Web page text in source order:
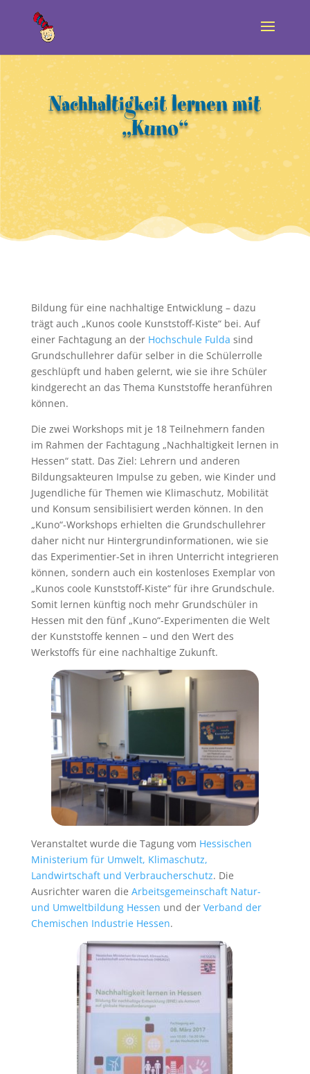
Nachhaltigkeit lernen mit
„Kuno“
Bildung für eine nachhaltige Entwicklung – dazu
trägt auch „Kunos coole Kunststoff-Kiste“ bei. Auf
einer Fachtagung an der Hochschule Fulda sind
Grundschullehrer dafür selber in die Schülerrolle
geschlüpft und haben gelernt, wie sie ihre Schüler
kindgerecht an das Thema Kunststoffe heranführen
können.
Die zwei Workshops mit je 18 Teilnehmern fanden
im Rahmen der Fachtagung „Nachhaltigkeit lernen in
Hessen“ statt. Das Ziel: Lehrern und anderen
Bildungsakteuren Impulse zu geben, wie Kinder und
Jugendliche für Themen wie Klimaschutz, Mobilität
und Konsum sensibilisiert werden können. In den
„Kuno“-Workshops erhielten die Grundschullehrer
daher nicht nur Hintergrundinformationen, wie sie
das Experimentier-Set in ihren Unterricht integrieren
können, sondern auch ein kostenloses Exemplar von
„Kunos coole Kunststoff-Kiste“ für ihre Grundschule.
Somit lernen künftig noch mehr Grundschüler in
Hessen mit den fünf „Kuno“-Experimenten die Welt
der Kunststoffe kennen – und den Wert des
Werkstoffs für eine nachhaltige Zukunft.
Veranstaltet wurde die Tagung vom Hessischen
Ministerium für Umwelt, Klimaschutz,
Landwirtschaft und Verbraucherschutz. Die
Ausrichter waren die Arbeitsgemeinschaft Natur-
und Umweltbildung Hessen und der Verband der
Chemischen Industrie Hessen.